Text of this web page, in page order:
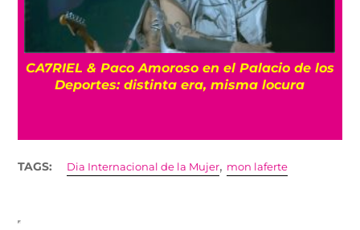
CA7RIEL & Paco Amoroso en el Palacio de los
Deportes: distinta era, misma locura
TAGS: Dia Internacional de la Mujer, mon laferte